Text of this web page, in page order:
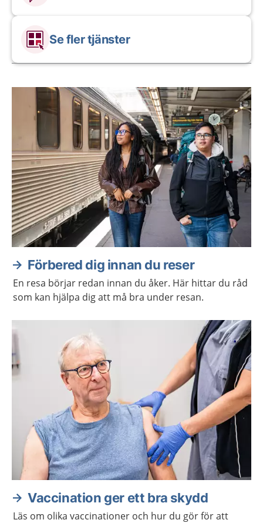
Se fler tjänster
Aktuella artiklar
Förbered dig innan du reser
En resa börjar redan innan du åker. Här hittar du råd
som kan hjälpa dig att må bra under resan.
Vaccination ger ett bra skydd
Läs om olika vaccinationer och hur du gör för att